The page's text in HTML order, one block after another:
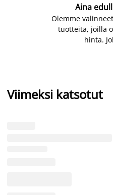
Aina
Olemme
tuotteita, joilla
hinta.
Viimeksi katsotut